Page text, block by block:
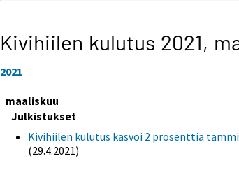
Kivihiilen kulutus 2021,
2021
maaliskuu
Julkistukset
Kivihiilen kulutus kasvoi 2 prosenttia
(29.4.2021)